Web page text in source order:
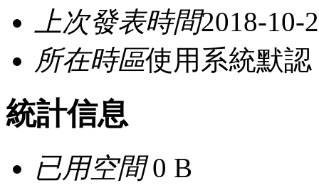
上次發表時間2018-10-
所在時區使用系統默認
統計信息
已用空間0 B